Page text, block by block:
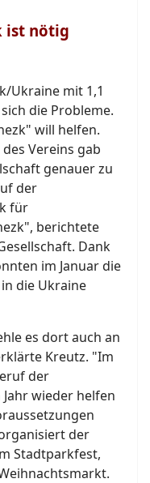
ist nötig
Ukraine mit 1,1
die Probleme.
will helfen.
Vereins gab
genauer zu
der
für
berichtete
Dank
im Januar die
die Ukraine
es dort auch an
Kreutz. "Im
der
wieder helfen
der
Stadtparkfest,